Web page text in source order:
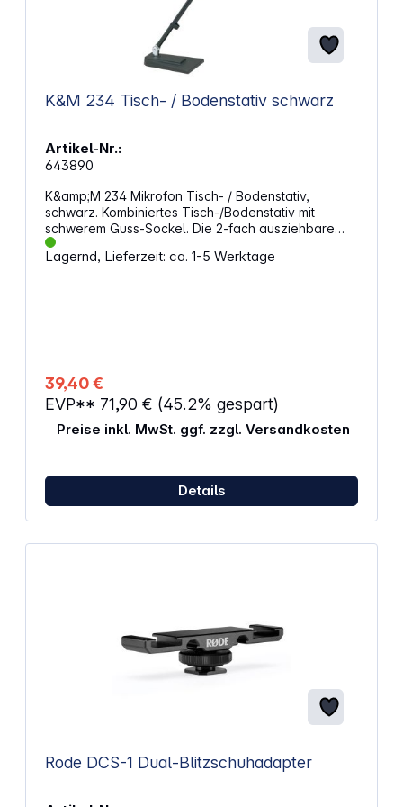
K&M 234 Tisch- / Bodenstativ schwarz
Artikel-Nr.:
643890
K&amp;M 234 Mikrofon Tisch- / Bodenstativ,
schwarz. Kombiniertes Tisch-/Bodenstativ mit
schwerem Guss-Sockel. Die 2-fach ausziehbare
Rohrkombination ist in der Neigung verstellbar. Ideal
für Drums, Studio oder Konferenzräume geeignet.
3/8" Höhe: von 400 bis 640 mm Höhenverstellung:
oberflächenschonende Klemmschraube Material:
Stahl Rohrkombination: 1-fach ausziehbar
Lagernd, Lieferzeit: ca. 1-5 Werktage
39,40 €
EVP** 71,90 € (45.2% gespart)
Preise inkl. MwSt. ggf. zzgl. Versandkosten
Details
Rode DCS-1 Dual-Blitzschuhadapter